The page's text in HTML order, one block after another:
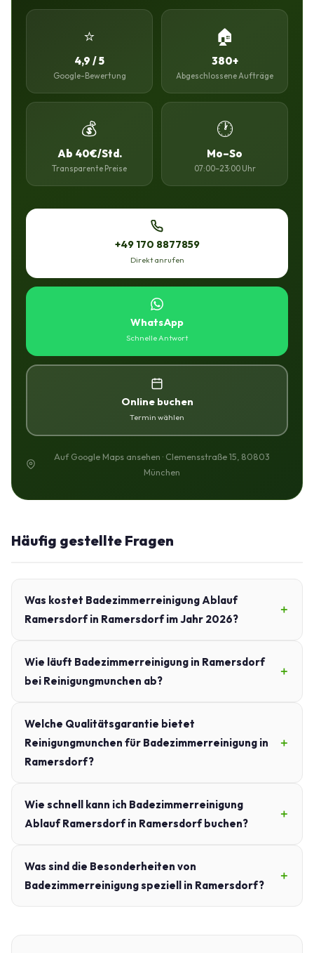
⭐
4,9 / 5
Google-Bewertung
🏠
380+
Abgeschlossene Aufträge
💰
Ab 40€/Std.
Transparente Preise
🕐
Mo–So
07:00–23:00 Uhr
+49 170 8877859
Direkt anrufen
WhatsApp
Schnelle Antwort
Online buchen
Termin wählen
Auf Google Maps ansehen · Clemensstraße 15, 80803
München
Häufig gestellte Fragen
Was kostet Badezimmerreinigung Ablauf
Ramersdorf in Ramersdorf im Jahr 2026?
Wie läuft Badezimmerreinigung in Ramersdorf
bei Reinigungmunchen ab?
Welche Qualitätsgarantie bietet
Reinigungmunchen für Badezimmerreinigung in
Ramersdorf?
Wie schnell kann ich Badezimmerreinigung
Ablauf Ramersdorf in Ramersdorf buchen?
Was sind die Besonderheiten von
Badezimmerreinigung speziell in Ramersdorf?